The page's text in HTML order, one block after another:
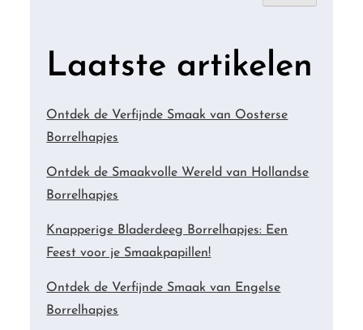
Laatste artikelen
Ontdek de Verfijnde Smaak van Oosterse
Borrelhapjes
Ontdek de Smaakvolle Wereld van Hollandse
Borrelhapjes
Knapperige Bladerdeeg Borrelhapjes: Een
Feest voor je Smaakpapillen!
Ontdek de Verfijnde Smaak van Engelse
Borrelhapjes